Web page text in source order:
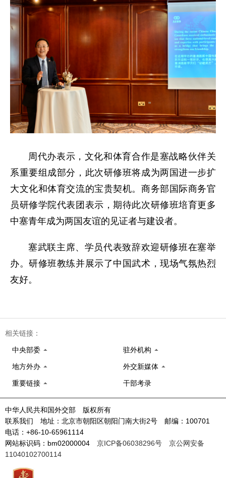
周代办表示，文化和体育合作是塞战略伙伴关
系重要组成部分，此次研修班将成为两国进一步扩
大文化和体育交流的宝贵契机。商务部国际商务官
员研修学院代表团表示，期待此次研修班培育更多
中塞青年成为两国友谊的见证者与建设者。
塞武联主席、学员代表致辞欢迎研修班在塞举
办。研修班教练并展示了中国武术，现场气氛热烈
友好。
相关链接：
中央部委 驻外机构
地方外办 外交新媒体
重要链接 干部考录
中华人民共和国外交部 版权所有
联系我们 地址：北京市朝阳区朝阳门南大街2号 邮编：100701
电话：+86-10-65961114
网站标识码：bm02000004 京ICP备06038296号
京公网安备
11040102700114